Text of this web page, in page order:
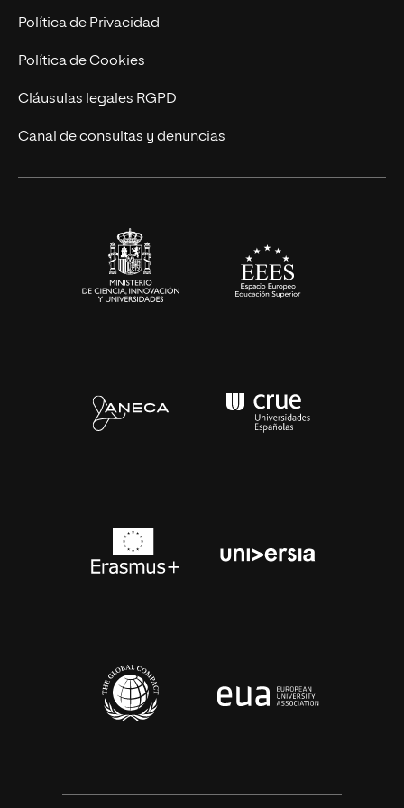
Postgrados
Cursos Universitarios
Trabaja en UNIR
Actualidad
UNIR Revista
Eventos
Política de Privacidad
Política de Cookies
Cláusulas legales RGPD
Canal de consultas y denuncias